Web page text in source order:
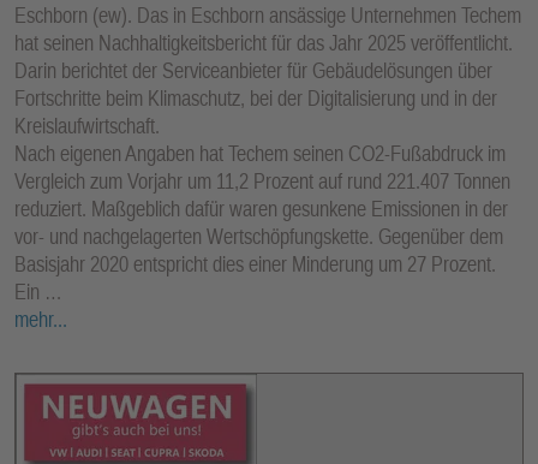
Eschborn (ew). Das in Eschborn ansässige Unternehmen Techem
hat seinen Nachhaltigkeitsbericht für das Jahr 2025 veröffentlicht.
Darin berichtet der Serviceanbieter für Gebäudelösungen über
Fortschritte beim Klimaschutz, bei der Digitalisierung und in der
Kreislaufwirtschaft.
Nach eigenen Angaben hat Techem seinen CO2-Fußabdruck im
Vergleich zum Vorjahr um 11,2 Prozent auf rund 221.407 Tonnen
reduziert. Maßgeblich dafür waren gesunkene Emissionen in der
vor- und nachgelagerten Wertschöpfungskette. Gegenüber dem
Basisjahr 2020 entspricht dies einer Minderung um 27 Prozent.
Ein …
mehr...